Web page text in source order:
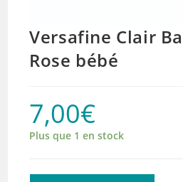
Versafine Clair
Rose bébé
7,00€
Plus que 1 en stock